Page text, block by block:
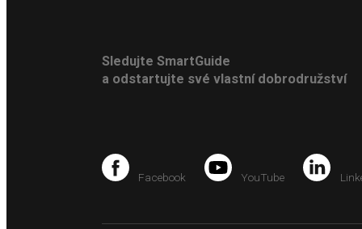
Sledujte SmartGuide
a odstartujte své vlastní dobrodružství
Facebook YouTube